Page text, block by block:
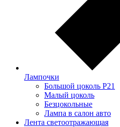
Лампочки
Большой цоколь P21
Малый цоколь
Безцокольные
Лампа в салон авто
Лента светоотражающая